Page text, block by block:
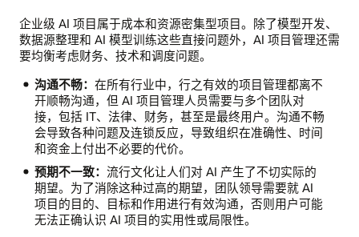
竞
争
激
项
目
管
理：
部
门
间
沟
通
企业级 AI 项目属于成本和资源密集型项目。除了模型开发、
数据源整理和 AI 模型训练这些直接问题外，AI 项目管理还需
要均衡考虑财务、技术和调度问题。
沟通不畅： 在所有行业中，行之有效的项目管理都离不
开顺畅沟通，但 AI 项目管理人员需要与多个团队对
接，包括 IT、法律、财务，甚至是最终用户。沟通不畅
会导致各种问题及连锁反应，导致组织在准确性、时间
和资金上付出不必要的代价。
预期不一致： 流行文化让人们对 AI 产生了不切实际的
期望。为了消除这种过高的期望，团队领导需要就 AI
项目的目的、目标和作用进行有效沟通，否则用户可能
无法正确认识 AI 项目的实用性或局限性。